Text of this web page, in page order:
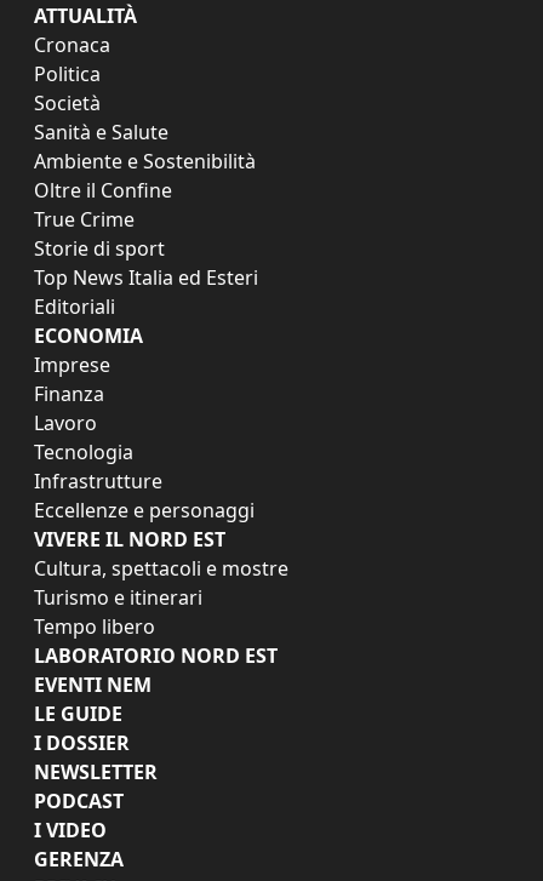
ATTUALITÀ
Cronaca
Politica
Società
Sanità e Salute
Ambiente e Sostenibilità
Oltre il Confine
True Crime
Storie di sport
Top News Italia ed Esteri
Editoriali
ECONOMIA
Imprese
Finanza
Lavoro
Tecnologia
Infrastrutture
Eccellenze e personaggi
VIVERE IL NORD EST
Cultura, spettacoli e mostre
Turismo e itinerari
Tempo libero
LABORATORIO NORD EST
EVENTI NEM
LE GUIDE
I DOSSIER
NEWSLETTER
PODCAST
I VIDEO
GERENZA